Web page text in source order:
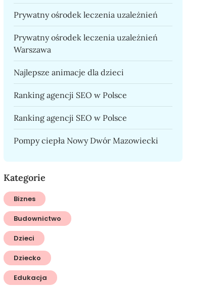
Prywatny ośrodek leczenia uzależnień
Prywatny ośrodek leczenia uzależnień
Warszawa
Najlepsze animacje dla dzieci
Ranking agencji SEO w Polsce
Ranking agencji SEO w Polsce
Pompy ciepła Nowy Dwór Mazowiecki
Kategorie
Biznes
Budownictwo
Dzieci
Dziecko
Edukacja